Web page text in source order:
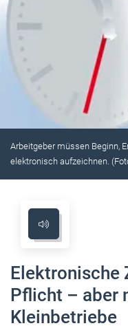
Arbeitgeber müssen Beginn,
elektronisch aufzeichnen.
Elektronische
Pflicht – aber
Kleinbetriebe